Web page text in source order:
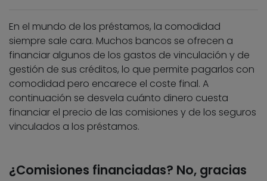
En el mundo de los préstamos, la comodidad
siempre sale cara. Muchos bancos se ofrecen a
financiar algunos de los gastos de vinculación y de
gestión de sus créditos, lo que permite pagarlos con
comodidad pero encarece el coste final. A
continuación se desvela cuánto dinero cuesta
financiar el precio de las comisiones y de los seguros
vinculados a los préstamos.
¿Comisiones financiadas? No, gracias